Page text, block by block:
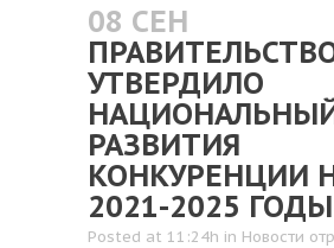
08 СЕН
УТВЕРДИЛО
РАЗВИТИЯ
КОНКУРЕНЦИИ
2021-2025 ГОДЫ
Posted at 11:24h in Новости